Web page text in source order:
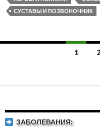
СУСТАВЫ И ПОЗВОНОЧНИК
1 2
ЗАБОЛЕВАНИЯ: